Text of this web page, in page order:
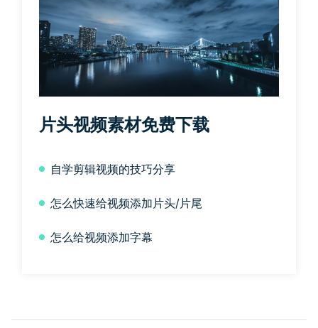
片头视频素材免费下载
自学剪辑视频的技巧分享
怎么快速给视频添加片头/片尾
怎么给视频添加字幕